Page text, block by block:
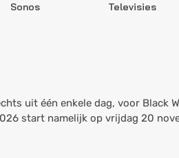
Sonos Televisies
uit één enkele dag, voor Black
start namelijk op vrijdag 20